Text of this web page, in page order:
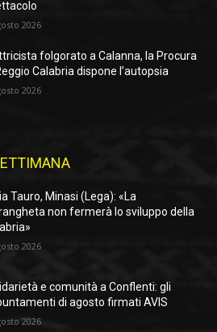
2026
folgorato a Calanna, la Procura
Calabria dispone l’autopsia
2026
Tauro, Minasi (Lega): «La
non fermerà lo sviluppo della
2026
e comunità a Conflenti: gli
di agosto firmati AVIS
2026